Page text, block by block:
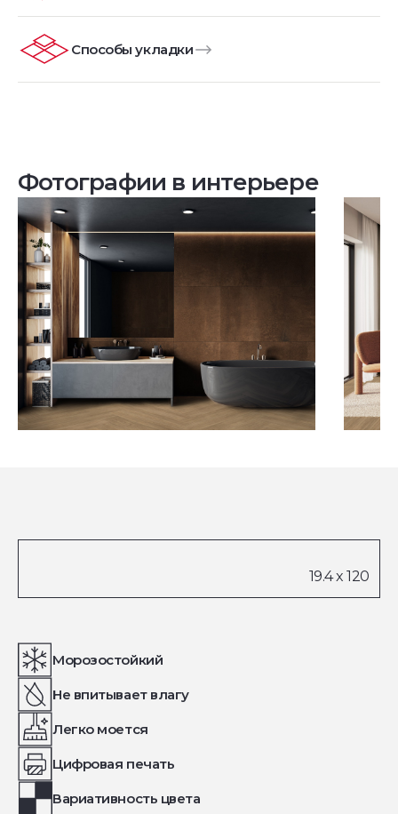
Способы укладки
Фотографии в интерьере
Посмотреть все проекты
Морозостойкий
Не впитывает влагу
Легко моется
Цифровая печать
Вариативность цвета